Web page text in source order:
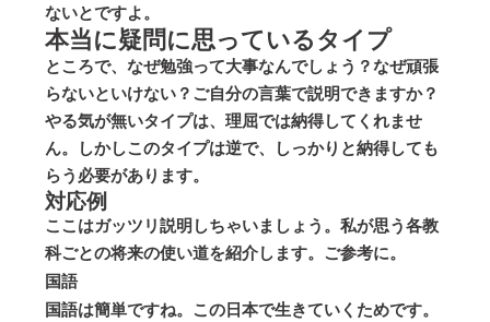
ないとですよ。
本当に疑問に思っているタイプ
ところで、なぜ勉強って大事なんでしょう？なぜ頑張
らないといけない？ご自分の言葉で説明できますか？
やる気が無いタイプは、理屈では納得してくれませ
ん。しかしこのタイプは逆で、しっかりと納得しても
らう必要があります。
対応例
ここはガッツリ説明しちゃいましょう。私が思う各教
科ごとの将来の使い道を紹介します。ご参考に。
国語
国語は簡単ですね。この日本で生きていくためです。